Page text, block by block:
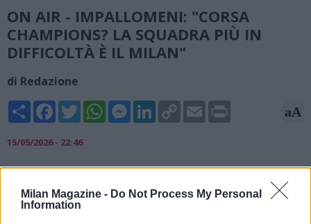
Milan Magazine - Do Not Process My Personal
Information
ON AIR - IMPALLOMENI: "CORSA
CHAMPIONS? LA SQUADRA PIÙ IN
DIFFICOLTÀ È IL MILAN"
di Redazione
Share FacebookTwitterWhatsAppMessengerLinkedInCopy
Link
Email aA
15/05/2026 - 22:46
Stefano Impallomeni, ex centrocampista, ha rilasciato alcune
dichiarazioni a TuttoMercatoWeb Radio sulla corsa
Champions: "La squadra più in difficoltà, anche per via delle